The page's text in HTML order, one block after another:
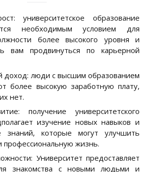
университетское образование
необходимым условием для
более высокого уровня и
вам продвинуться по карьерной
доход: люди с высшим образованием
более высокую заработную плату,
нет.
получение университетского
изучение новых навыков и
знаний, которые могут улучшить
профессиональную жизнь.
Университет предоставляет
знакомства с новыми людьми и